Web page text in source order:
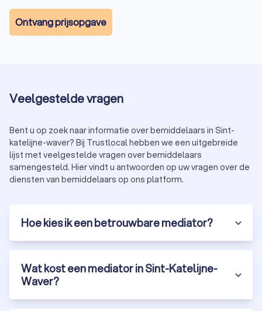
Ontvang prijsopgave
Veelgestelde vragen
Bent u op zoek naar informatie over bemiddelaars in Sint-
katelijne-waver? Bij Trustlocal hebben we een uitgebreide
lijst met veelgestelde vragen over bemiddelaars
samengesteld. Hier vindt u antwoorden op uw vragen over de
diensten van bemiddelaars op ons platform.
Hoe kies ik een betrouwbare mediator?
Wat kost een mediator in Sint-Katelijne-
Waver?